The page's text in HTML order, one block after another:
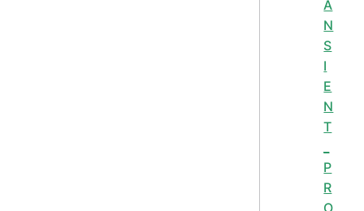
A
N
S
I
E
N
T
P
R
O